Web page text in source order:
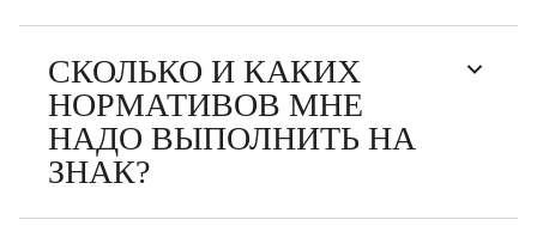
СКОЛЬКО И КАКИХ
НОРМАТИВОВ МНЕ
НАДО ВЫПОЛНИТЬ НА
ЗНАК?